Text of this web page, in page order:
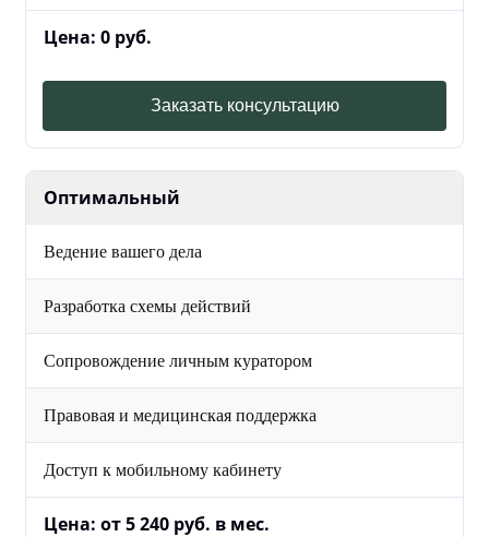
Цена: 0 руб.
Заказать консультацию
Оптимальный
Ведение вашего дела
Разработка схемы действий
Сопровождение личным куратором
Правовая и медицинская поддержка
Доступ к мобильному кабинету
Цена: от 5 240 руб. в мес.